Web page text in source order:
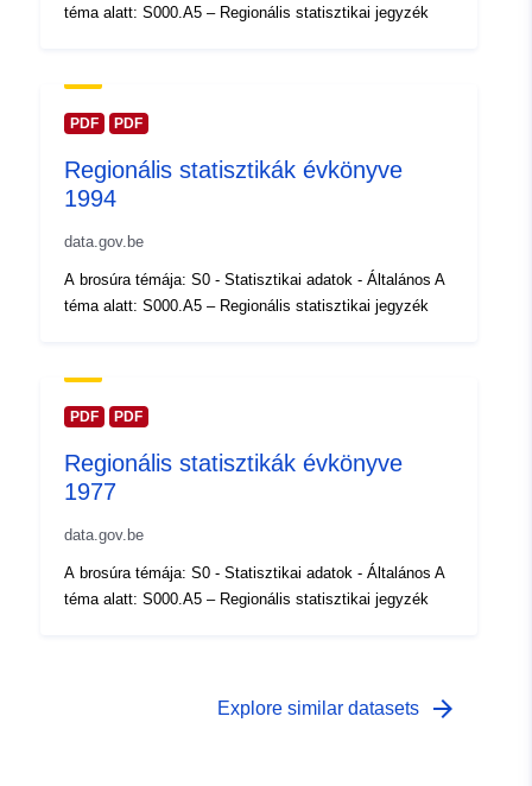
Típus: Polygon
Azonosítók:
uriRef:
http://data.europa.eu/88u/dataset/
Hozzáférési
jogosultságok:
Lefedett időszak:
01 January 1982
téma alatt: S000.A5 – Regionális statisztikai jegyzék
PDF PDF
Regionális statisztikák évkönyve
1994
data.gov.be
A brosúra témája: S0 - Statisztikai adatok - Általános A
téma alatt: S000.A5 – Regionális statisztikai jegyzék
PDF PDF
Regionális statisztikák évkönyve
1977
data.gov.be
A brosúra témája: S0 - Statisztikai adatok - Általános A
téma alatt: S000.A5 – Regionális statisztikai jegyzék
Explore similar datasets arrow_forward